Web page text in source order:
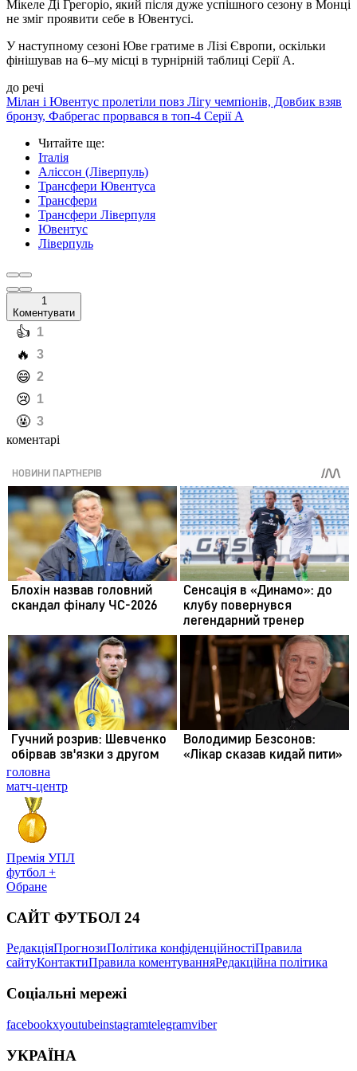
Мікеле Ді Грегоріо, який після дуже успішного сезону в Монці
не зміг проявити себе в Ювентусі.
У наступному сезоні Юве гратиме в Лізі Європи, оскільки
фінішував на 6–му місці в турнірній таблиці Серії А.
до речі
Мілан і Ювентус пролетіли повз Лігу чемпіонів, Довбик взяв
бронзу, Фабрегас прорвався в топ-4 Серії А
Читайте ще:
Італія
Аліссон (Ліверпуль)
Трансфери Ювентуса
Трансфери
Трансфери Ліверпуля
Ювентус
Ліверпуль
1
Коментувати
️👍 1
️🔥 3
️😄 2
️😢 1
️🤬 3
коментарі
головна
матч-центр
Премія УПЛ
футбол +
Обране
САЙТ ФУТБОЛ 24
РедакціяПрогнозиПолітика конфіденційностіПравила
сайтуКонтактиПравила коментуванняРедакційна політика
Соціальні мережі
facebookxyoutubeinstagramtelegramviber
УКРАЇНА